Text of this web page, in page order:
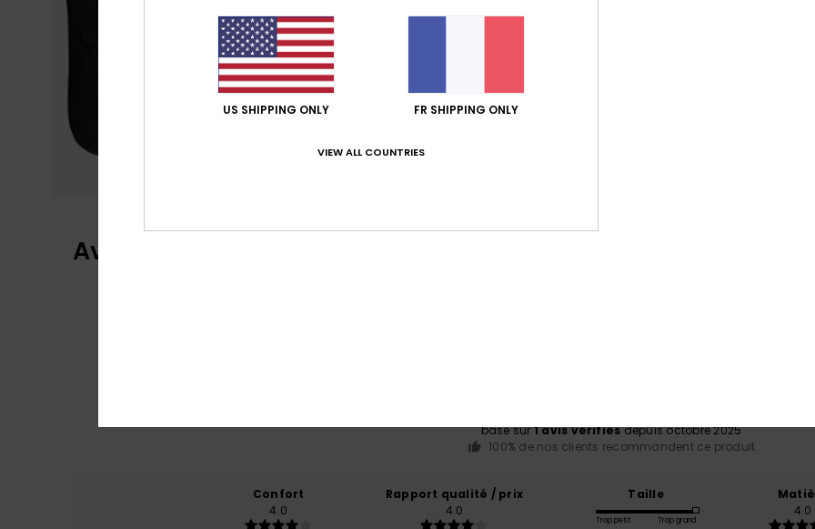
Avis clients
basé sur1 avis vérifiésdepuis octobre 2025
100% de nos clients recommandent ce produit
Confort
4.0
Rapport qualité / prix
4.0
Taille
Trop petit Trop grand
4.0
US SHIPPING ONLY FR SHIPPING ONLY
VIEW ALL COUNTRIES